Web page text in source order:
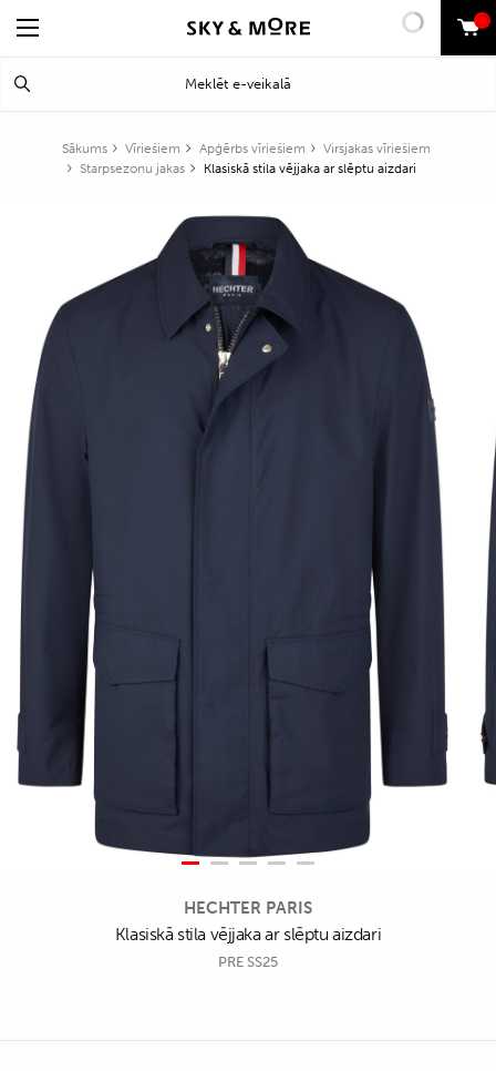
0
Sākums Vīriešiem Apģērbs vīriešiem
Virsjakas vīriešiem
Starpsezonu jakas
Klasiskā stila vējjaka ar slēptu aizdari
HECHTER PARIS
Klasiskā stila vējjaka ar slēptu aizdari
PRE SS25